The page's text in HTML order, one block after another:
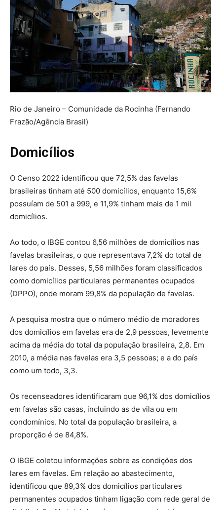
Rio de Janeiro – Comunidade da Rocinha (Fernando
Frazão/Agência Brasil)
Domicílios
O Censo 2022 identificou que 72,5% das favelas
brasileiras tinham até 500 domicílios, enquanto 15,6%
possuíam de 501 a 999, e 11,9% tinham mais de 1 mil
domicílios.
Ao todo, o IBGE contou 6,56 milhões de domicílios nas
favelas brasileiras, o que representava 7,2% do total de
lares do país. Desses, 5,56 milhões foram classificados
como domicílios particulares permanentes ocupados
(DPPO), onde moram 99,8% da população de favelas.
A pesquisa mostra que o número médio de moradores
dos domicílios em favelas era de 2,9 pessoas, levemente
acima da média do total da população brasileira, 2,8. Em
2010, a média nas favelas era 3,5 pessoas; e a do país
como um todo, 3,3.
Os recenseadores identificaram que 96,1% dos domicílios
em favelas são casas, incluindo as de vila ou em
condomínios. No total da população brasileira, a
proporção é de 84,8%.
O IBGE coletou informações sobre as condições dos
lares em favelas. Em relação ao abastecimento,
identificou que 89,3% dos domicílios particulares
permanentes ocupados tinham ligação com rede geral de